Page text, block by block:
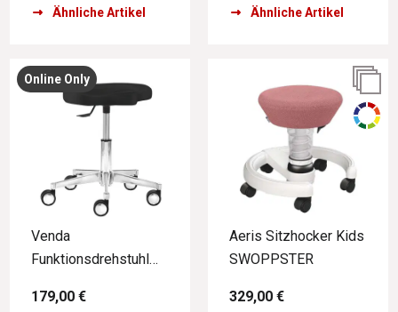
Ähnliche Artikel Ähnliche Artikel
Online Only
Venda
Funktionsdrehstuhl
179,00 €
Aeris Sitzhocker Kids
SWOPPSTER
329,00 €